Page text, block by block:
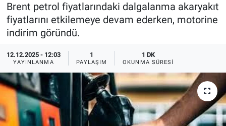
Brent petrol fiyatlarındaki dalgalanma akaryakıt
fiyatlarını etkilemeye devam ederken, motorine
indirim göründü.
12.12.2025 - 12:03
YAYINLANMA
1
PAYLAŞIM
1 DK
OKUNMA SÜRESI